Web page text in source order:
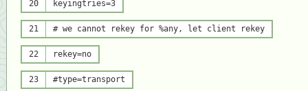
20 keyingtries=3
21 # we cannot rekey for %any, let client rekey
22 rekey=no
23 #type=transport